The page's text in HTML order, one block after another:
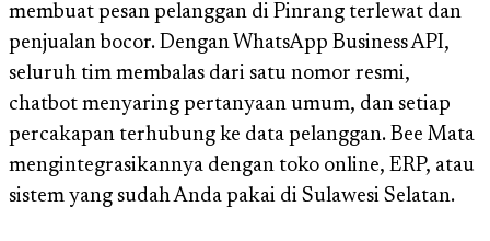
membuat pesan pelanggan di Pinrang terlewat dan
penjualan bocor. Dengan WhatsApp Business API,
seluruh tim membalas dari satu nomor resmi,
chatbot menyaring pertanyaan umum, dan setiap
percakapan terhubung ke data pelanggan. Bee Mata
mengintegrasikannya dengan toko online, ERP, atau
sistem yang sudah Anda pakai di Sulawesi Selatan.